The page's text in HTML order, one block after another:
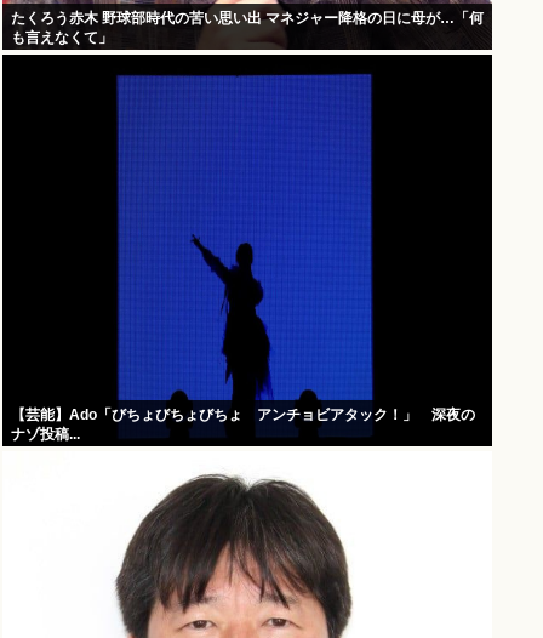
たくろう赤木 野球部時代の苦い思い出 マネジャー降格の日に母が…「何
も言えなくて」
【芸能】Ado「びちょびちょびちょ アンチョビアタック！」 深夜の
ナゾ投稿...